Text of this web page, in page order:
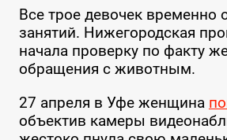
Все трое девочек временно
занятий. Нижегородская
начала проверку по факту
обращения с животным.
27 апреля в Уфе женщина
объектив камеры